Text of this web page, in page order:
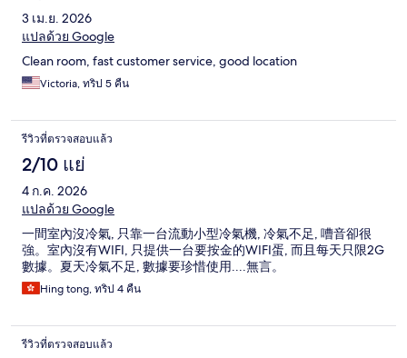
3 เม.ย. 2026
แปลด้วย Google
Clean room, fast customer service, good location
Victoria, ทริป 5 คืน
รีวิวที่ตรวจสอบแล้ว
2/10 แย่
4 ก.ค. 2026
แปลด้วย Google
一間室內沒冷氣, 只靠一台流動小型冷氣機, 冷氣不足, 嘈音卻很
強。室內沒有WIFI, 只提供一台要按金的WIFI蛋, 而且每天只限2G
數據。夏天冷氣不足, 數據要珍惜使用....無言。
Hing tong, ทริป 4 คืน
รีวิวที่ตรวจสอบแล้ว